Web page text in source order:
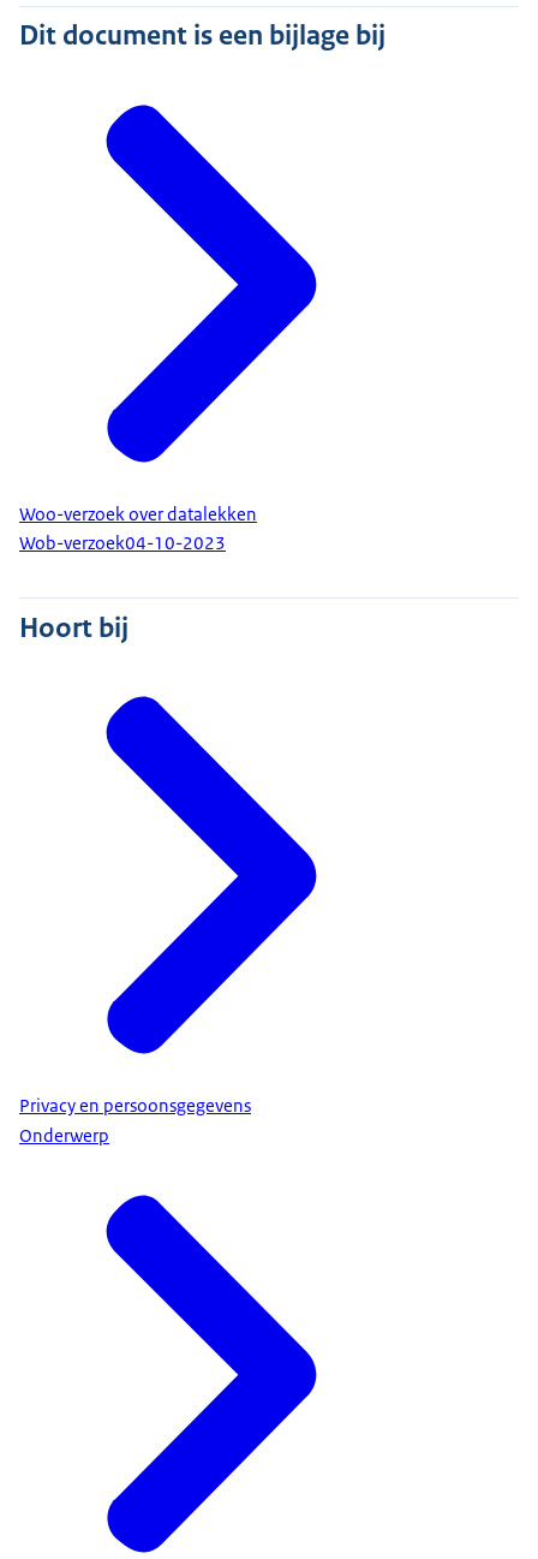
Dit document is een bijlage bij
Woo-verzoek over datalekken
Wob-verzoek04-10-2023
Hoort bij
Privacy en persoonsgegevens
Onderwerp